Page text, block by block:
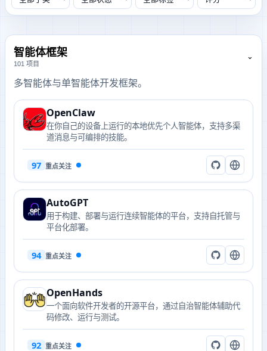
智能体框架
101 项目
⌄
多智能体与单智能体开发框架。
OpenClaw
在你自己的设备上运行的本地优先个人智能体，支持多渠
道消息与可编排的技能。
97 重点关注
AutoGPT
用于构建、部署与运行连续智能体的平台，支持自托管与
平台化部署。
94 重点关注
OpenHands
一个面向软件开发者的开源平台，通过自治智能体辅助代
码修改、运行与测试。
92 重点关注